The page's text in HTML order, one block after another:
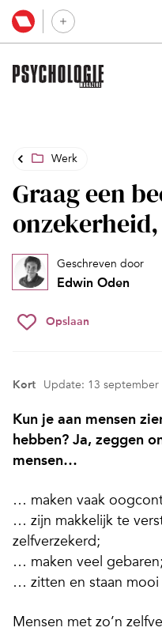
Werk
Graag een
Geschreven door
Edwin Oden
Opslaan
Kort Update: 13 september
Kun je aan mensen
hebben? Ja, zeggen
mensen…
… maken vaak
… zijn makkelijk te
zelfverzekerd;
… maken veel gebaren;
… zitten en staan
Mensen met zo’n